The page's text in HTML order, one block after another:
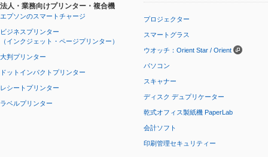
法人・業務向けプリンター・複合機
エプソンのスマートチャージ
ビジネスプリンター
（インクジェット・ページプリンター）
大判プリンター
ドットインパクトプリンター
レシートプリンター
ラベルプリンター
プロジェクター
スマートグラス
ウオッチ：Orient Star / Orient
パソコン
スキャナー
ディスク デュプリケーター
乾式オフィス製紙機 PaperLab
会計ソフト
印刷管理セキュリティー